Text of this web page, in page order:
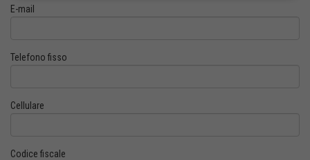
E-mail
Telefono fisso
Cellulare
Codice fiscale